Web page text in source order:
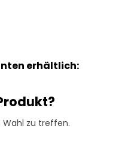
erhältlich:
zu treffen.